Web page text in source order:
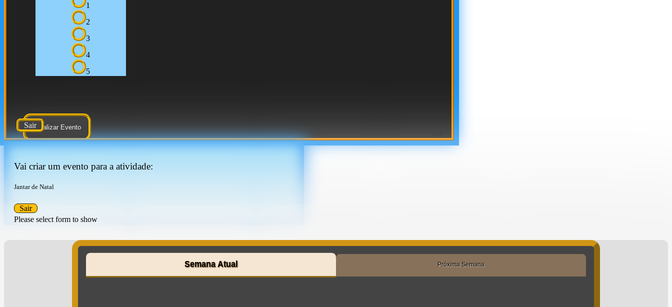
1
2
3
4
5
Atualizar Evento
Sair
Vai criar um evento para a atividade:
Jantar de Natal
Please select form to show
Sair
Semana Atual Próxima Semana